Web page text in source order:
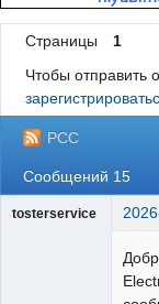
Страницы
1
Чтобы отправить
РСС
Сообщений 15
tosterservice